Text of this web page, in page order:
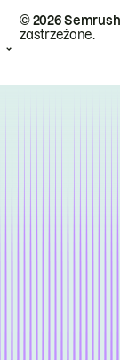
© 2026
zastrzeżone.